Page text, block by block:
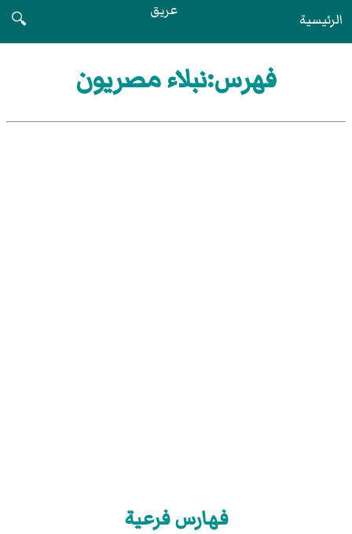
الرئيسية عريق
🔍
فهرس:نبلاء مصريون
فهارس فرعية